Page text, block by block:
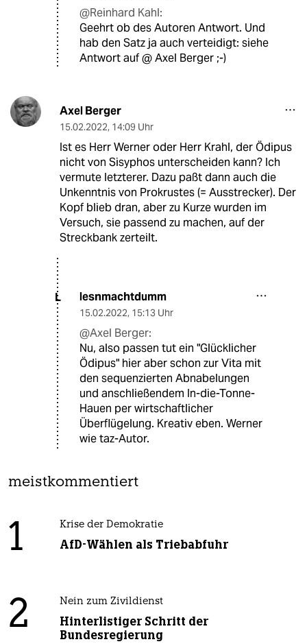
@Reinhard Kahl:
Geehrt ob des Autoren Antwort. Und
hab den Satz ja auch verteidigt: siehe
Antwort auf @ Axel Berger ;-)
Axel Berger
15.02.2022, 14:09 Uhr
Ist es Herr Werner oder Herr Krahl, der Ödipus
nicht von Sisyphos unterscheiden kann? Ich
vermute letzterer. Dazu paßt dann auch die
Unkenntnis von Prokrustes (= Ausstrecker). Der
Kopf blieb dran, aber zu Kurze wurden im
Versuch, sie passend zu machen, auf der
Streckbank zerteilt.
L lesnmachtdumm
15.02.2022, 15:13 Uhr
@Axel Berger:
Nu, also passen tut ein "Glücklicher
Ödipus" hier aber schon zur Vita mit
den sequenzierten Abnabelungen
und anschließendem In-die-Tonne-
Hauen per wirtschaftlicher
Überflügelung. Kreativ eben. Werner
wie taz-Autor.
meistkommentiert
1 Krise der Demokratie
AfD-Wählen als Triebabfuhr
2 Nein zum Zivildienst
Hinterlistiger Schritt der
Bundesregierung